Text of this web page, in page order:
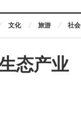
文化 旅游 社会
态产业